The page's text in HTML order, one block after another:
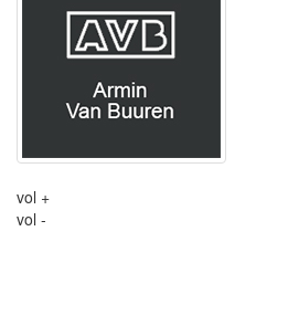
vol +
vol -